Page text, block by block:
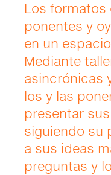
Los formatos
ponentes y
en un
Mediante
asincrónicas
los y las
presentar
siguiendo su
a sus ideas
preguntas y